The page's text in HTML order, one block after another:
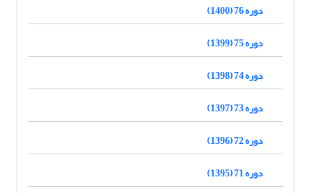
دوره 76 (1400)
دوره 75 (1399)
دوره 74 (1398)
دوره 73 (1397)
دوره 72 (1396)
دوره 71 (1395)